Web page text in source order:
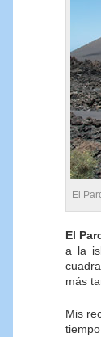
El
El
a la
más
Mis